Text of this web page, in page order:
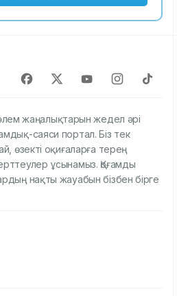
жаңалықтарын жедел әрі
саяси портал. Біз тек
өзекті оқиғаларға терең
ұсынамыз. Қоғамды
нақты жауабын бізбен бірге